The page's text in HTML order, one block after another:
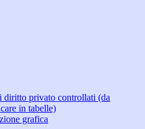
diritto privato controllati (da
in tabelle)
grafica